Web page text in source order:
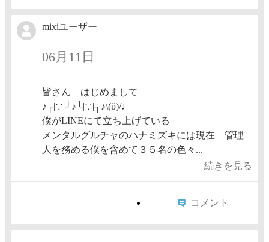
mixiユーザー
06月11日
皆さん はじめまして
♪⁠┌⁠|⁠∵⁠|⁠┘⁠♪└⁠|⁠∵⁠|⁠┐⁠♪\⁠(⁠ϋ⁠)⁠/⁠♩
僕がLINEにて立ち上げている
メンタルグルチャのハナミズキには現在 管理
人を務める僕を含めて３５名の色々...
続きを見る
コメント